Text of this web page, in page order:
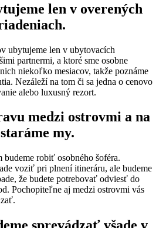
len v overených
ubytujeme len v ubytovacích
partnermi, a ktoré sme osobne
niekoľko mesiacov, takže poznáme
Nezáleží na tom či sa jedna o cenovo
alebo luxusný rezort.
medzi ostrovmi a na
my.
budeme robiť osobného šoféra.
voziť pri plnení itineráru, ale budeme
že budete potrebovať odviesť do
Pochopiteľne aj medzi ostrovmi vás